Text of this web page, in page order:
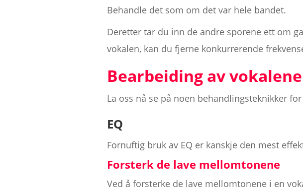
Behandle det som om det var hele bandet.
Deretter tar du inn de andre sporene ett om
vokalen, kan du fjerne konkurrerende
Bearbeiding av vokalene
La oss nå se på noen behandlingsteknikker
EQ
Fornuftig bruk av EQ er kanskje den mest
Forsterk de lave mellomtonene
Ved å forsterke de lave mellomtonene i en